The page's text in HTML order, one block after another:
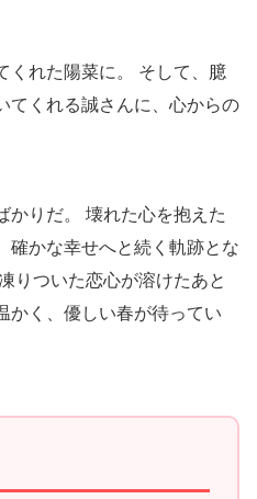
くれた陽菜に。 そして、臆
てくれる誠さんに、心からの
かりだ。 壊れた心を抱えた
確かな幸せへと続く軌跡とな
りついた恋心が溶けたあと
かく、優しい春が待ってい